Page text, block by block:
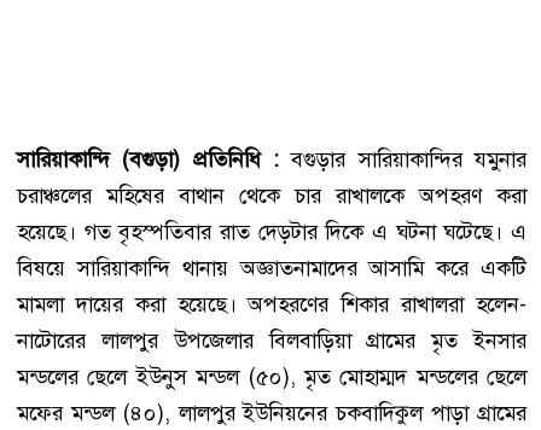
সারিয়াকান্দি (বগুড়া) প্রতিনিধি : বগুড়ার সারিয়াকান্দির যমুনার
চরাঞ্চলের মহিষের বাথান থেকে চার রাখালকে অপহরণ করা
হয়েছে। গত বৃহস্পতিবার রাত দেড়টার দিকে এ ঘটনা ঘটেছে। এ
বিষয়ে সারিয়াকান্দি থানায় অজ্ঞাতনামাদের আসামি করে একটি
মামলা দায়ের করা হয়েছে। অপহরণের শিকার রাখালরা হলেন-
নাটোরের লালপুর উপজেলার বিলবাড়িয়া গ্রামের মৃত ইনসার
মন্ডলের ছেলে ইউনুস মন্ডল (৫০), মৃত মোহাম্মদ মন্ডলের ছেলে
মফের মন্ডল (৪০), লালপুর ইউনিয়নের চকবাদিকুল পাড়া গ্রামের